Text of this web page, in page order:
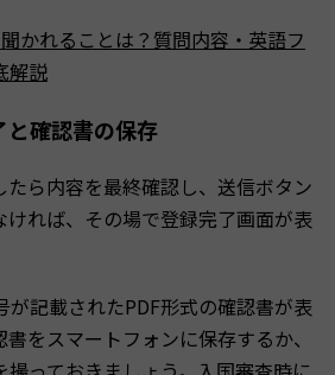
かれることは？質問内容・英語フ
解説
と確認書の保存
たら内容を最終確認し、送信ボタン
ければ、その場で登録完了画面が表
が記載されたPDF形式の確認書が表
をスマートフォンに保存するか、